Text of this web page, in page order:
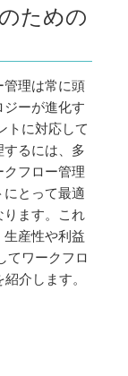
ください。
2010 R4 リリース
リプション更新販
サブスクリプショ
クリプション更新
内容変更
了
2010 R3 リリース
ための
管理は常に頭
ジーが進化す
トに対応して
るには、多
クフロー管理
にとって最適
ります。これ
生産性や利益
てワークフロ
介します。